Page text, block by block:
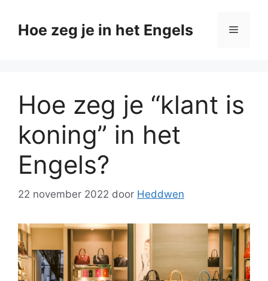
naarHoe zeg je in het Engels Menu
Hoe zeg je “klant is
koning” in het
Engels?
22 november 2022 door Heddwen